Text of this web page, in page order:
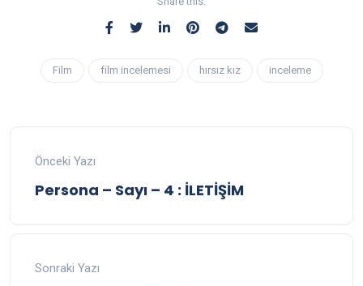
Film film incelemesi hırsız kız inceleme
Önceki Yazı
Persona – Sayı – 4 : İLETİŞİM
Sonraki Yazı